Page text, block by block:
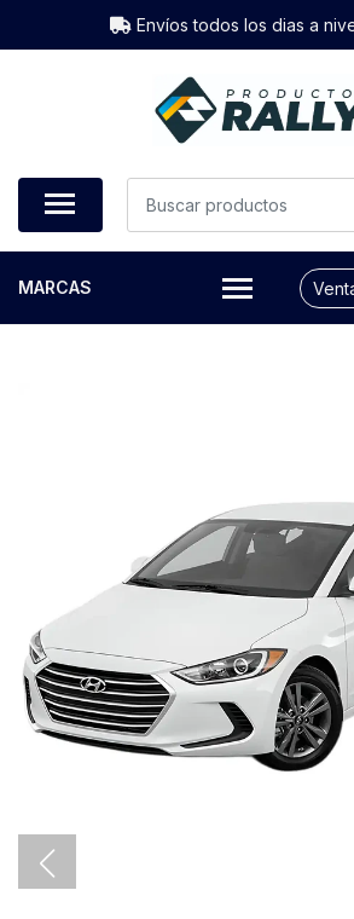
Envíos todos los dias a
MARCAS